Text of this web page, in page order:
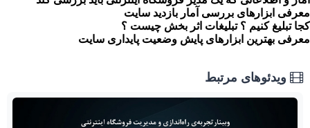
معرفی ابزارهای بررسی آمار بازدید سایت
کجا تبلیغ کنیم ؟ تبلیغات اثر بخش چیست ؟
معرفی بهترین ابزارهای پایش وضعیت پایداری سایت
ویدئوهای مرتبط